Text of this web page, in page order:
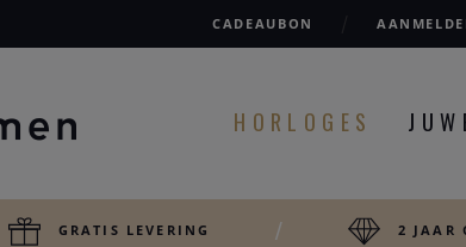
CADEAUBON
HORLOGES
GRATIS LEVERING 2 JAAR